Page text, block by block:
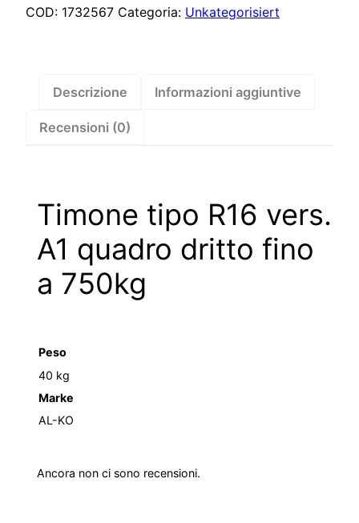
A1
COD: 1732567 Categoria: Unkategorisiert
Descrizione Informazioni aggiuntive
Recensioni (0)
Timone tipo R16 vers.
A1 quadro dritto fino
a 750kg
Peso
40 kg
Marke
AL-KO
Ancora non ci sono recensioni.